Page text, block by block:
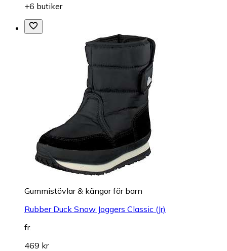
+6 butiker
Gummistövlar & kängor för barn
Rubber Duck Snow Joggers Classic (Jr)
fr.
469 kr